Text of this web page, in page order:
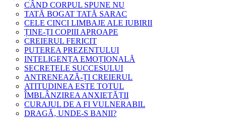
CÂND CORPUL SPUNE NU
TATĂ BOGAT TATĂ SARAC
CELE CINCI LIMBAJE ALE IUBIRII
ȚINE-ȚI COPIII APROAPE
CREIERUL FERICIT
PUTEREA PREZENTULUI
INTELIGENȚA EMOȚIONALĂ
SECRETELE SUCCESULUI
ANTRENEAZĂ-ȚI CREIERUL
ATITUDINEA ESTE TOTUL
ÎMBLÂNZIREA ANXIETĂȚII
CURAJUL DE A FI VULNERABIL
DRAGĂ, UNDE-S BANII?